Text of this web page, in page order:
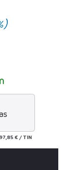
97,85 € / TIN